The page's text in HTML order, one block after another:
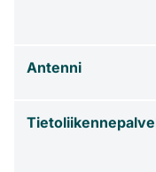
Antenni